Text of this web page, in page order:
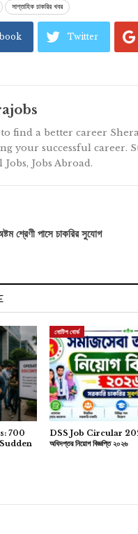
সাপ্তাহিক চাকরির খবর
Twitter
find a better career
your successful career.
Jobs, Jobs Abroad.
শ্রেণী পাসে চাকরির সুযোগ
700
নোটিশ বোর্ড
DSS Job Circular 2026
অধিদপ্তর নিয়োগ বিজ্ঞপ্তি ২০২৬